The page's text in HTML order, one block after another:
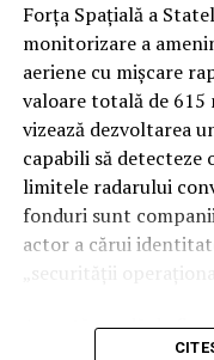
Rămâne de văzut
partea proxy-urilor
vor interveni militar
transformând
operativă.
Forța Spațială a
monitorizare a
aeriene cu mișcare
valoare totală de
vizează dezvoltarea
capabili să
limitele radarului
fonduri sunt
actor a cărui
„securității
Această rundă de
în programul SB-